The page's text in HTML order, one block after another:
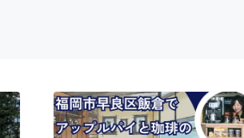
CAMPFIRE Creation